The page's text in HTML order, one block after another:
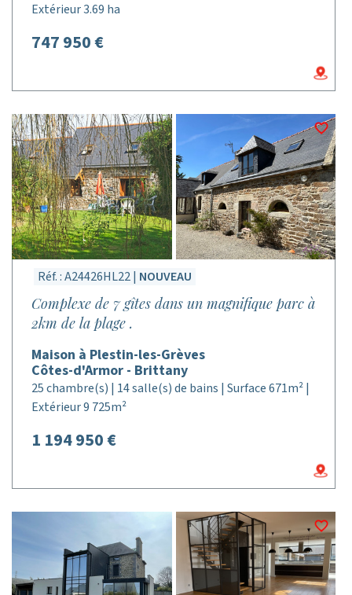
Extérieur 3.69 ha
747 950 €
Réf. : A24426HL22 | NOUVEAU
Complexe de 7 gîtes dans un magnifique parc à
2km de la plage .
Maison à Plestin-les-Grèves
Côtes-d'Armor - Brittany
25 chambre(s) | 14 salle(s) de bains | Surface 671m² |
Extérieur 9 725m²
1 194 950 €